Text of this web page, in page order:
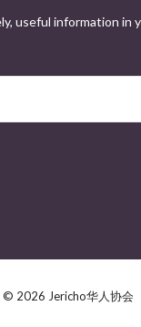
useful information in
© 2026 Jericho华人协会